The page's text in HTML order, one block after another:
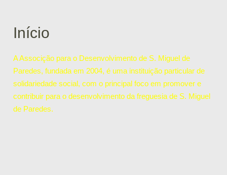
Início
A Associção para o Desenvolvimento de S. Miguel de
Paredes, fundada em 2004, é uma instituição particular de
solidariedade social, com o principal foco em promover e
contribuir para o desenvolvimento da freguesia de S. Miguel
de Paredes.